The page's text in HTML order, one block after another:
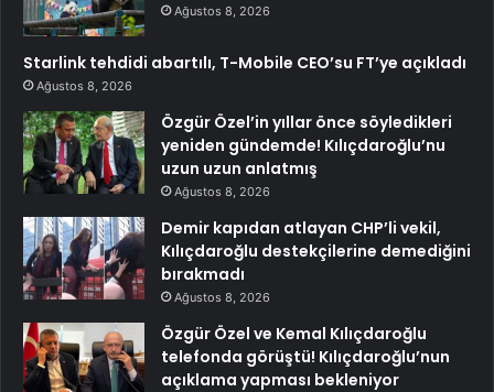
Ağustos 8, 2026
Starlink tehdidi abartılı, T-Mobile CEO’su FT’ye açıkladı
Ağustos 8, 2026
Özgür Özel’in yıllar önce söyledikleri
yeniden gündemde! Kılıçdaroğlu’nu
uzun uzun anlatmış
Ağustos 8, 2026
Demir kapıdan atlayan CHP’li vekil,
Kılıçdaroğlu destekçilerine demediğini
bırakmadı
Ağustos 8, 2026
Özgür Özel ve Kemal Kılıçdaroğlu
telefonda görüştü! Kılıçdaroğlu’nun
açıklama yapması bekleniyor